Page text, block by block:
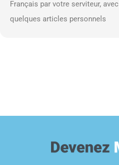
Français par votre serviteur,
quelques articles personnels